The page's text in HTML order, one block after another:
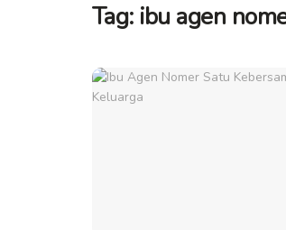
Tag: ibu agen